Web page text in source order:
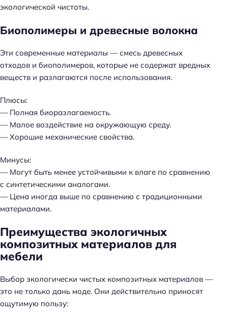
экологической чистоты.
Биополимеры и древесные волокна
Эти современные материалы — смесь древесных
отходов и биополимеров, которые не содержат вредных
веществ и разлагаются после использования.
Плюсы:
— Полная биоразлагаемость.
— Малое воздействие на окружающую среду.
— Хорошие механические свойства.
Минусы:
— Могут быть менее устойчивыми к влаге по сравнению
с синтетическими аналогами.
— Цена иногда выше по сравнению с традиционными
материалами.
Преимущества экологичных
композитных материалов для
мебели
Выбор экологически чистых композитных материалов —
это не только дань моде. Они действительно приносят
ощутимую пользу: